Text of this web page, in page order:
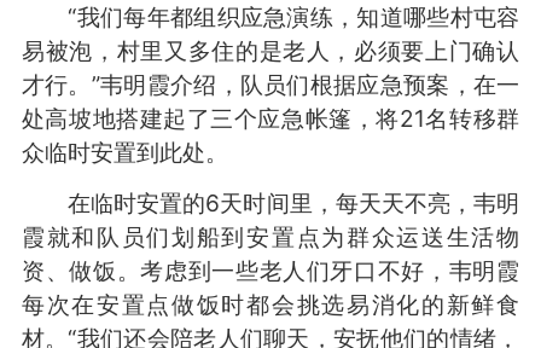
“我们每年都组织应急演练，知道哪些村屯容
易被泡，村里又多住的是老人，必须要上门确认
才行。”韦明霞介绍，队员们根据应急预案，在一
处高坡地搭建起了三个应急帐篷，将21名转移群
众临时安置到此处。
在临时安置的6天时间里，每天天不亮，韦明
霞就和队员们划船到安置点为群众运送生活物
资、做饭。考虑到一些老人们牙口不好，韦明霞
每次在安置点做饭时都会挑选易消化的新鲜食
材。“我们还会陪老人们聊天，安抚他们的情绪，